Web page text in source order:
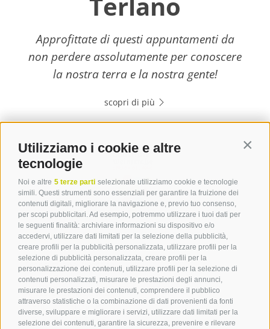
Utilizziamo i cookie e altre
tecnologie
Noi e altre 5 terze parti selezionate utilizziamo cookie e tecnologie
simili. Questi strumenti sono essenziali per garantire la fruizione dei
contenuti digitali, migliorare la navigazione e, previo tuo consenso,
per scopi pubblicitari. Ad esempio, potremmo utilizzare i tuoi dati per
le seguenti finalità: archiviare informazioni su dispositivo e/o
accedervi, utilizzare dati limitati per la selezione della pubblicità,
creare profili per la pubblicità personalizzata, utilizzare profili per la
selezione di pubblicità personalizzata, creare profili per la
personalizzazione dei contenuti, utilizzare profili per la selezione di
contenuti personalizzati, misurare le prestazioni degli annunci,
misurare le prestazioni dei contenuti, comprendere il pubblico
attraverso statistiche o la combinazione di dati provenienti da fonti
diverse, sviluppare e migliorare i servizi, utilizzare dati limitati per la
selezione dei contenuti, garantire la sicurezza, prevenire e rilevare
Approfittate di questi appuntamenti da
non perdere assolutamente per conoscere
la nostra terra e la nostra gente!
scopri di più
Contatto
Associazione Turistica
Terlano
P.zza Dott. Weiser 2
39018 Terlano BZ
Tel. 0471 257 165